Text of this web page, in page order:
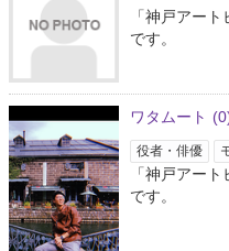
「神戸アー
です。
ワタムート
役者・俳優
「神戸アー
です。